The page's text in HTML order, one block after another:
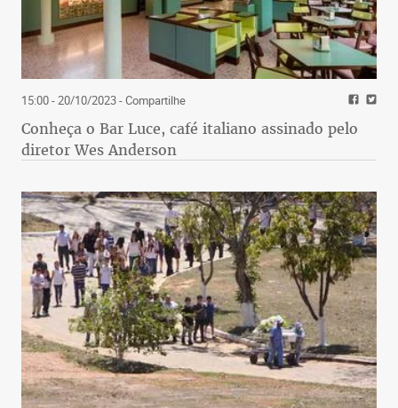
15:00 - 20/10/2023- Compartilhe
Conheça o Bar Luce, café italiano assinado pelo
diretor Wes Anderson